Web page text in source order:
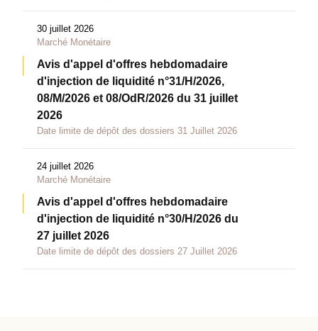
30 juillet 2026
Marché Monétaire
Avis d'appel d'offres hebdomadaire
d'injection de liquidité n°31/H/2026,
08/M/2026 et 08/OdR/2026 du 31 juillet
2026
Date limite de dépôt des dossiers 31 Juillet 2026
24 juillet 2026
Marché Monétaire
Avis d'appel d'offres hebdomadaire
d'injection de liquidité n°30/H/2026 du
27 juillet 2026
Date limite de dépôt des dossiers 27 Juillet 2026